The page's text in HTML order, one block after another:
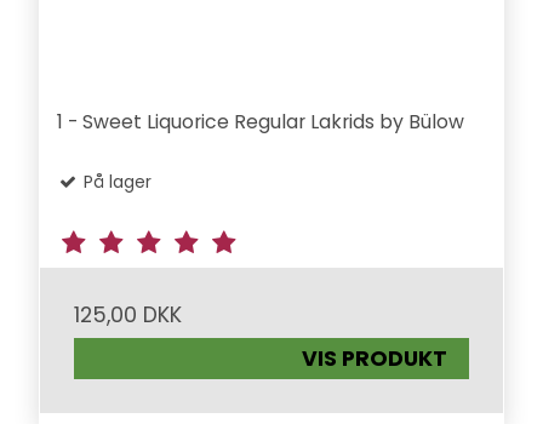
1 - Sweet Liquorice Regular Lakrids by Bülow
På lager
125,00 DKK
VIS PRODUKT